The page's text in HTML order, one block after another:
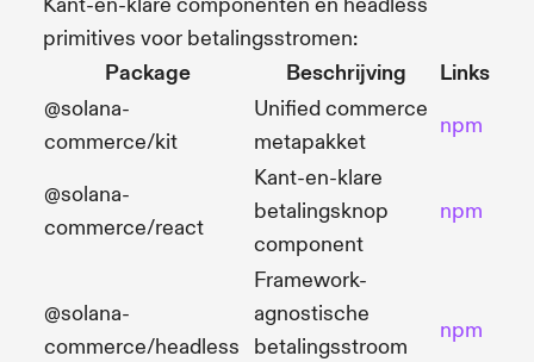
primitives voor betalingsstromen:
Package
Beschrijving
Links
@solana-
commerce/kit
Unified commerce
metapakket
npm
@solana-
commerce/react
Kant-en-klare
betalingsknop
component
npm
@solana-
commerce/headless
Framework-
agnostische
betalingsstroom
npm